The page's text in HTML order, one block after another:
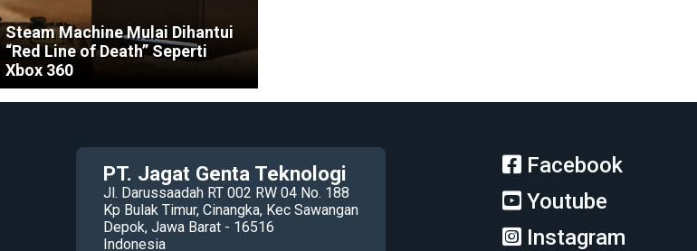
Steam Machine Mulai Dihantui
“Red Line of Death” Seperti
Xbox 360
PT. Jagat Genta Teknologi
Jl. Darussaadah RT 002 RW 04 No. 188
Kp Bulak Timur, Cinangka, Kec Sawangan
Depok, Jawa Barat - 16516
Indonesia
Facebook
Youtube
Instagram